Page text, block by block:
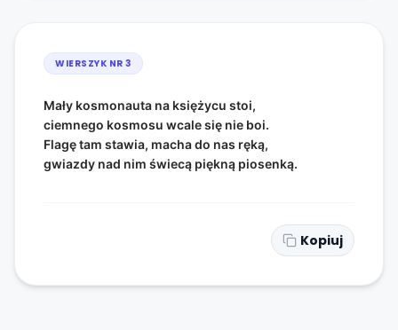
WIERSZYK NR 3
Mały kosmonauta na księżycu stoi,
ciemnego kosmosu wcale się nie boi.
Flagę tam stawia, macha do nas ręką,
gwiazdy nad nim świecą piękną piosenką.
Kopiuj